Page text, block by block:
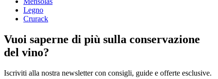
Legno
Crurack
Vuoi saperne di più sulla conservazione
del vino?
Iscriviti alla nostra newsletter con consigli, guide e offerte esclusive.